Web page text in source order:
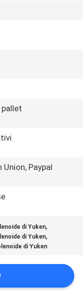
Paypal
di Yuken,
di Yuken,
di Yuken